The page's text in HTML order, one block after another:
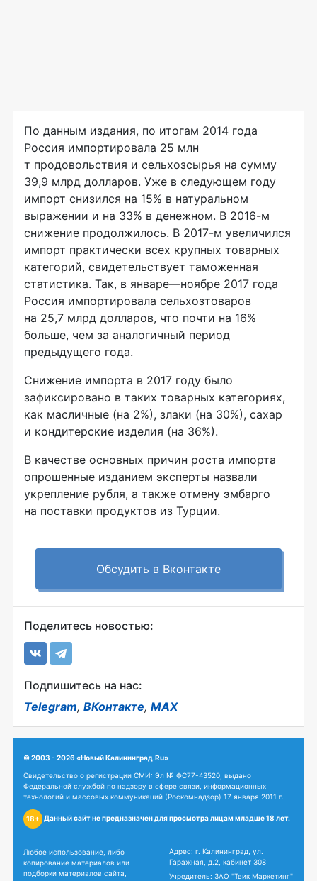
По данным издания, по итогам 2014 года
Россия импортировала 25 млн
т продовольствия и сельхозсырья на сумму
39,9 млрд долларов. Уже в следующем году
импорт снизился на 15% в натуральном
выражении и на 33% в денежном. В 2016-м
снижение продолжилось. В 2017-м увеличился
импорт практически всех крупных товарных
категорий, свидетельствует таможенная
статистика. Так, в январе—ноябре 2017 года
Россия импортировала сельхозтоваров
на 25,7 млрд долларов, что почти на 16%
больше, чем за аналогичный период
предыдущего года.
Снижение импорта в 2017 году было
зафиксировано в таких товарных категориях,
как масличные (на 2%), злаки (на 30%), сахар
и кондитерские изделия (на 36%).
В качестве основных причин роста импорта
опрошенные изданием эксперты назвали
укрепление рубля, а также отмену эмбарго
на поставки продуктов из Турции.
Обсудить в Вконтакте
Поделитесь новостью:
Подпишитесь на нас:
Telegram, ВКонтакте, MAX
© 2003 - 2026 «Новый Калининград.Ru»
Свидетельство о регистрации СМИ: Эл № ФС77-43520, выдано
Федеральной службой по надзору в сфере связи, информационных
технологий и массовых коммуникаций (Роскомнадзор) 17 января 2011 г.
18+ Данный сайт не предназначен для просмотра лицам младше 18 лет.
Любое использование, либо
копирование материалов или
подборки материалов сайта,
Адрес: г. Калининград, ул.
Гаражная, д.2, кабинет 308
Учредитель: ЗАО "Твик Маркетинг"